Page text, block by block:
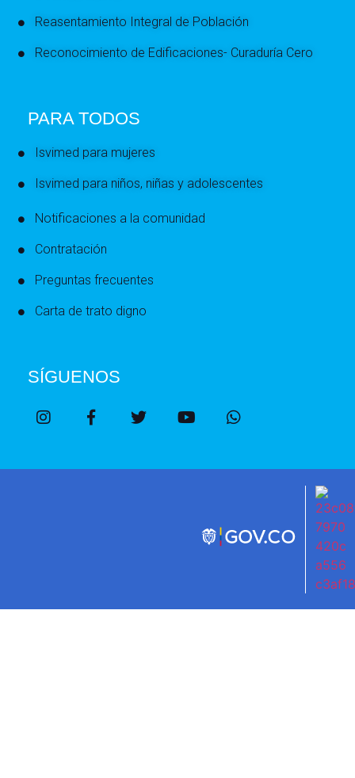
Reasentamiento Integral de Población
Reconocimiento de Edificaciones- Curaduría Cero
PARA TODOS
Isvimed para mujeres
Isvimed para niños, niñas y adolescentes
Notificaciones a la comunidad
Contratación
Preguntas frecuentes
Carta de trato digno
SÍGUENOS